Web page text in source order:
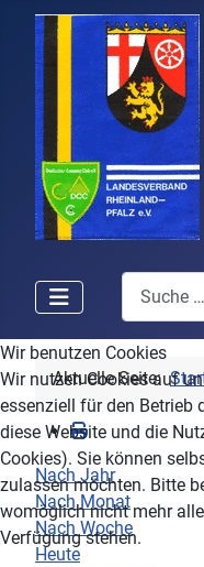
Search
Aktuelle Seite:
Nach Jahr
Nach Monat
Nach Woche
Heute
Wir benutzen Cookies
Wir nutzen Cookies auf
essenziell für den Betrieb
diese Website und die
Cookies). Sie können
zulassen möchten. Bitte
womöglich nicht mehr
Verfügung stehen.